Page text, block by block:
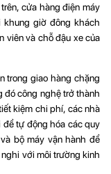
cửa hàng điện máy
khung giờ đông khách
viên và chỗ đậu xe của
trong giao hàng chặng
đó công nghệ trở thành
kiệm chi phí, các nhà
tự động hóa các quy
bộ máy vận hành để
với môi trường kinh